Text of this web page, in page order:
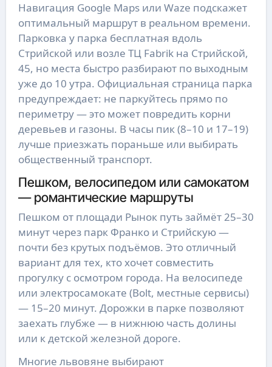
Навигация Google Maps или Waze подскажет
оптимальный маршрут в реальном времени.
Парковка у парка бесплатная вдоль
Стрийской или возле ТЦ Fabrik на Стрийской,
45, но места быстро разбирают по выходным
уже до 10 утра. Официальная страница парка
предупреждает: не паркуйтесь прямо по
периметру — это может повредить корни
деревьев и газоны. В часы пик (8–10 и 17–19)
лучше приезжать пораньше или выбирать
общественный транспорт.
Пешком, велосипедом или самокатом
— романтические маршруты
Пешком от площади Рынок путь займёт 25–30
минут через парк Франко и Стрийскую —
почти без крутых подъёмов. Это отличный
вариант для тех, кто хочет совместить
прогулку с осмотром города. На велосипеде
или электросамокате (Bolt, местные сервисы)
— 15–20 минут. Дорожки в парке позволяют
заехать глубже — в нижнюю часть долины
или к детской железной дороге.
Многие львовяне выбирают